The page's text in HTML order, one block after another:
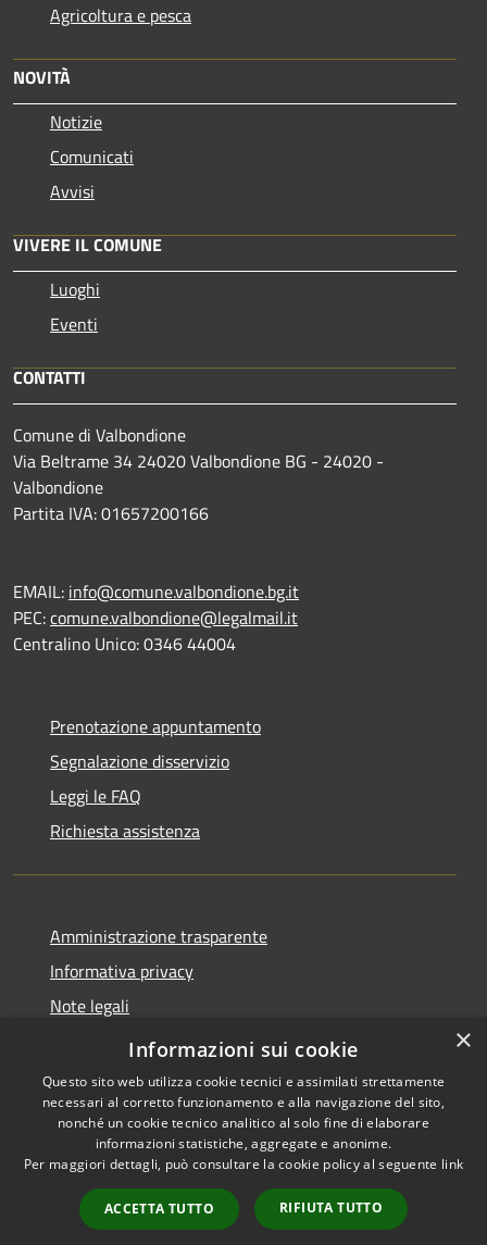
Agricoltura e pesca
NOVITÀ
Notizie
Comunicati
Avvisi
VIVERE IL COMUNE
Luoghi
Eventi
CONTATTI
Comune di Valbondione
Via Beltrame 34 24020 Valbondione BG - 24020 -
Valbondione
Partita IVA: 01657200166
EMAIL: info@comune.valbondione.bg.it
PEC:comune.valbondione@legalmail.it
Centralino Unico: 0346 44004
Prenotazione appuntamento
Segnalazione disservizio
Leggi le FAQ
Richiesta assistenza
Amministrazione trasparente
Informativa privacy
Note legali
Dichiarazione di accessibilità
Accessibilità
Copyright © 2026 • Comune di
Valbondione • Powered by
Municipium•
Accesso
redazione
×
Informazioni sui cookie
Questo sito web utilizza cookie tecnici e assimilati strettamente
necessari al corretto funzionamento e alla navigazione del sito,
nonché un cookie tecnico analitico al solo fine di elaborare
informazioni statistiche, aggregate e anonime.
Per maggiori dettagli, può consultare la cookie policy al seguente link
ACCETTA TUTTO RIFIUTA TUTTO